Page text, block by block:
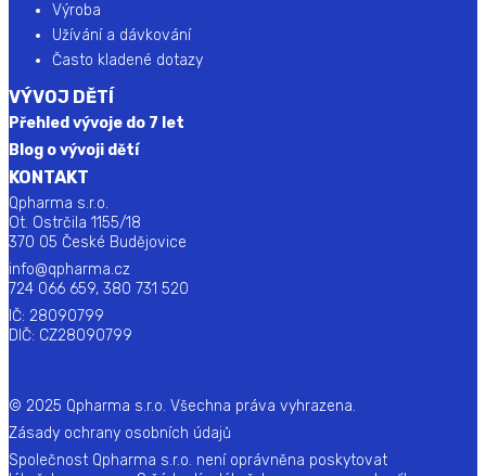
Výroba
Užívání a dávkování
Často kladené dotazy
VÝVOJ DĚTÍ
Přehled vývoje do 7 let
Blog o vývoji dětí
KONTAKT
Qpharma s.r.o.
Ot. Ostrčila 1155/18
370 05 České Budějovice
info@qpharma.cz
724 066 659, 380 731 520
IČ: 28090799
DIČ: CZ28090799
© 2025 Qpharma s.r.o. Všechna práva vyhrazena.
Zásady ochrany osobních údajů
Společnost Qpharma s.r.o. není oprávněna poskytovat